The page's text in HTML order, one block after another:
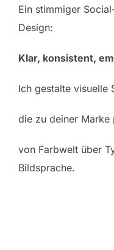
Ein stimmiger
Design:
Klar, konsistent,
Ich gestalte visuelle
die zu deiner Marke
von Farbwelt über
Bildsprache.